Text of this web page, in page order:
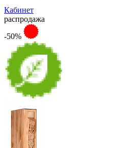
Кабинет
распродажа
-50%